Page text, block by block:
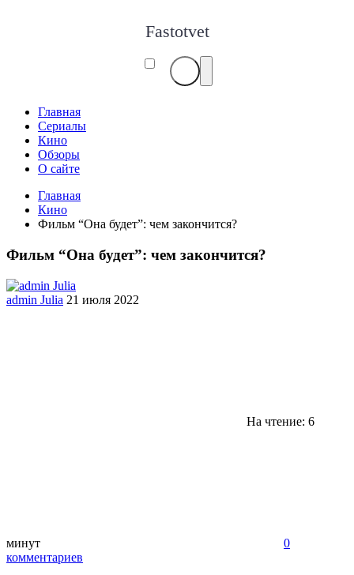
Fastotvet
Главная
Сериалы
Кино
Обзоры
О сайте
Главная
Кино
Фильм “Она будет”: чем закончится?
Фильм “Она будет”: чем закончится?
admin Julia 21 июля 2022
На чтение: 6
минут
0
комментариев